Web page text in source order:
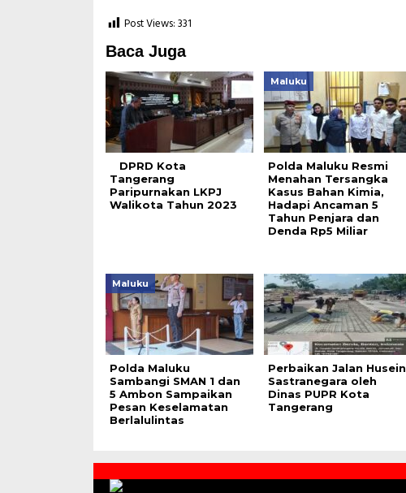
Post Views:331
Baca Juga
DPRD Kota
Tangerang
Paripurnakan LKPJ
Walikota Tahun 2023
Maluku
Polda Maluku Resmi
Menahan Tersangka
Kasus Bahan Kimia,
Hadapi Ancaman 5
Tahun Penjara dan
Denda Rp5 Miliar
Maluku
Polda Maluku
Sambangi SMAN 1 dan
5 Ambon Sampaikan
Pesan Keselamatan
Berlalulintas
Perbaikan Jalan Husein
Sastranegara oleh
Dinas PUPR Kota
Tangerang